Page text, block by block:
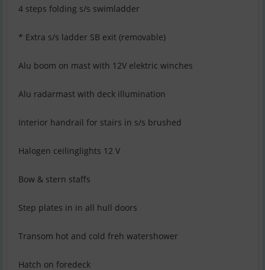
4 steps folding s/s swimladder
* Extra s/s ladder SB exit (removable)
Alu boom on mast with 12V elektric winches
Alu radarmast with deck illumination
Interior handrail for stairs in s/s brushed
Halogen ceilinglights 12 V
Bow & stern staffs
Step plates in in all hull doors
Transom hot and cold freh watershower
Hatch on foredeck